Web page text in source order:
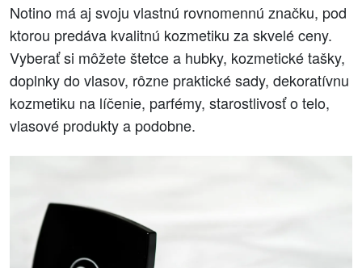
Notino má aj svoju vlastnú rovnomennú značku, pod
ktorou predáva kvalitnú kozmetiku za skvelé ceny.
Vyberať si môžete štetce a hubky, kozmetické tašky,
doplnky do vlasov, rôzne praktické sady, dekoratívnu
kozmetiku na líčenie, parfémy, starostlivosť o telo,
vlasové produkty a podobne.